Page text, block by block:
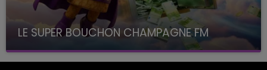
LE SUPER BOUCHON CHAMPAGNE FM
avec La Famille Champagne FM, à 8H10